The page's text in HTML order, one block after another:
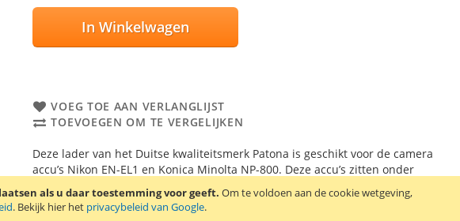
als u daar toestemming voor geeft. Om te voldoen aan de cookie wetgeving,
. Bekijk hier het privacybeleid van Google.
In Winkelwagen
VOEG TOE AAN VERLANGLIJST
TOEVOEGEN OM TE VERGELIJKEN
Deze lader van het Duitse kwaliteitsmerk Patona is geschikt voor de camera
accu’s Nikon EN-EL1 en Konica Minolta NP-800. Deze accu’s zitten onder
andere in de Nikon CoolPix 775 / 880 / 885 / 995 / 4300 / 4500 / 4800 / 5000 /
5400 / 5700 en Konica Minolta Dimage A200.